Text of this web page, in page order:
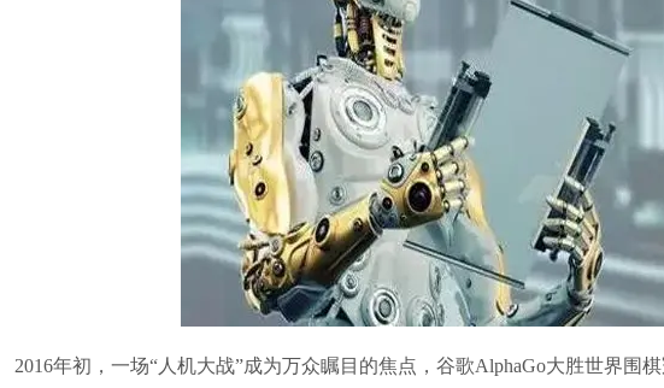
2016年初，一场“人机大战”成为万众瞩目的焦点，谷歌AlphaGo大胜世界围